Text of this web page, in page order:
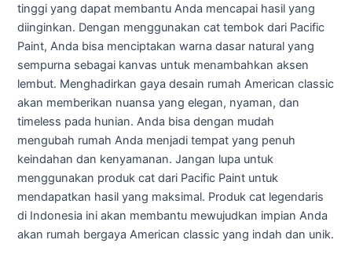
tinggi yang dapat membantu Anda mencapai hasil yang
diinginkan. Dengan menggunakan cat tembok dari Pacific
Paint, Anda bisa menciptakan warna dasar natural yang
sempurna sebagai kanvas untuk menambahkan aksen
lembut. Menghadirkan gaya desain rumah American classic
akan memberikan nuansa yang elegan, nyaman, dan
timeless pada hunian. Anda bisa dengan mudah
mengubah rumah Anda menjadi tempat yang penuh
keindahan dan kenyamanan. Jangan lupa untuk
menggunakan produk cat dari Pacific Paint untuk
mendapatkan hasil yang maksimal. Produk cat legendaris
di Indonesia ini akan membantu mewujudkan impian Anda
akan rumah bergaya American classic yang indah dan unik.